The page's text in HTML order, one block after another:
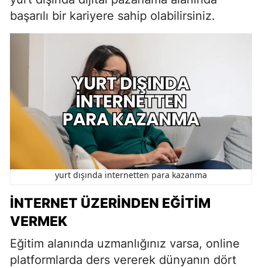
başarılı bir kariyere sahip olabilirsiniz.
yurt dışında internetten para kazanma
İNTERNET ÜZERINDEN EĞITIM
VERMEK
Eğitim alanında uzmanlığınız varsa, online
platformlarda ders vererek dünyanın dört